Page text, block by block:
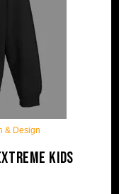
& Design
Kids